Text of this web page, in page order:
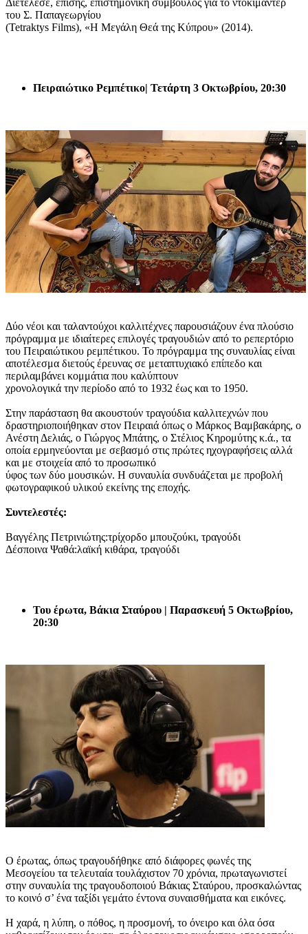
Διετέλεσε, επίσης, επιστημονική σύμβουλος για το ντοκιμαντέρ
του Σ. Παπαγεωργίου
(Tetraktys Films), «Η Μεγάλη Θεά της Κύπρου» (2014).
Πειραιώτικο Ρεμπέτικο| Τετάρτη 3 Οκτωβρίου, 20:30
Δύο νέοι και ταλαντούχοι καλλιτέχνες παρουσιάζουν ένα πλούσιο
πρόγραμμα με ιδιαίτερες επιλογές τραγουδιών από το ρεπερτόριο
του Πειραιώτικου ρεμπέτικου. Το πρόγραμμα της συναυλίας είναι
αποτέλεσμα διετούς έρευνας σε μεταπτυχιακό επίπεδο και
περιλαμβάνει κομμάτια που καλύπτουν
χρονολογικά την περίοδο από το 1932 έως και το 1950.
Στην παράσταση θα ακουστούν τραγούδια καλλιτεχνών που
δραστηριοποιήθηκαν στον Πειραιά όπως ο Μάρκος Βαμβακάρης, ο
Ανέστη Δελιάς, ο Γιώργος Μπάτης, ο Στέλιος Κηρομύτης κ.ά., τα
οποία ερμηνεύονται με σεβασμό στις πρώτες ηχογραφήσεις αλλά
και με στοιχεία από το προσωπικό
ύφος των δύο μουσικών. Η συναυλία συνδυάζεται με προβολή
φωτογραφικού υλικού εκείνης της εποχής.
Συντελεστές:
Βαγγέλης Πετρινιώτης:τρίχορδο μπουζούκι, τραγούδι
Δέσποινα Ψαθά:λαϊκή κιθάρα, τραγούδι
Του έρωτα, Βάκια Σταύρου | Παρασκευή 5 Οκτωβρίου,
20:30
O έρωτας, όπως τραγουδήθηκε από διάφορες φωνές της
Μεσογείου τα τελευταία τουλάχιστον 70 χρόνια, πρωταγωνιστεί
στην συναυλία της τραγουδοποιού Βάκιας Σταύρου, προσκαλώντας
το κοινό σ’ ένα ταξίδι γεμάτο έντονα συναισθήματα και εικόνες.
Η χαρά, η λύπη, ο πόθος, η προσμονή, το όνειρο και όλα όσα